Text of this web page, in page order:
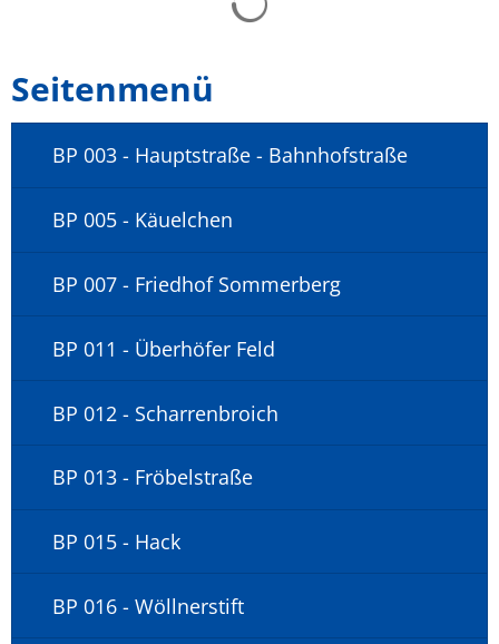
Seitenmenü
BP 003 - Hauptstraße - Bahnhofstraße
BP 005 - Käuelchen
BP 007 - Friedhof Sommerberg
BP 011 - Überhöfer Feld
BP 012 - Scharrenbroich
BP 013 - Fröbelstraße
BP 015 - Hack
BP 016 - Wöllnerstift